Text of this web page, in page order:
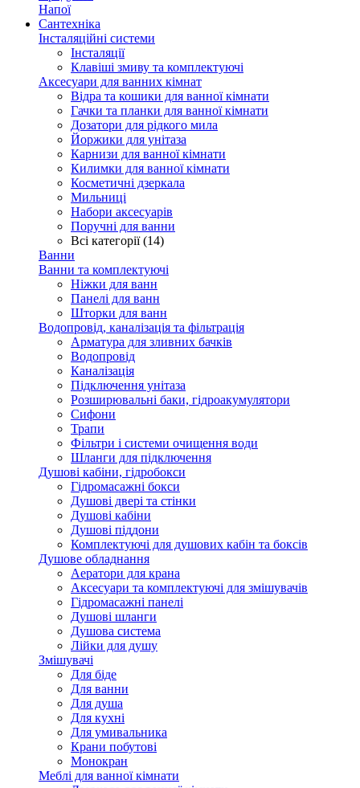
Напої
Сантехніка
Інсталяційні системи
Інсталяції
Клавіші змиву та комплектуючі
Аксесуари для ванних кімнат
Відра та кошики для ванної кімнати
Гачки та планки для ванної кімнати
Дозатори для рідкого мила
Йоржики для унітаза
Карнизи для ванної кімнати
Килимки для ванної кімнати
Косметичні дзеркала
Мильниці
Набори аксесуарів
Поручні для ванни
Всі категорії (14)
Ванни
Ванни та комплектуючі
Ніжки для ванн
Панелі для ванн
Шторки для ванн
Водопровід, каналізація та фільтрація
Арматура для зливних бачків
Водопровід
Каналізація
Підключення унітаза
Розширювальні баки, гідроакумулятори
Сифони
Трапи
Фільтри і системи очищення води
Шланги для підключення
Душові кабіни, гідробокси
Гідромасажні бокси
Душові двері та стінки
Душові кабіни
Душові піддони
Комплектуючі для душових кабін та боксів
Душове обладнання
Аератори для крана
Аксесуари та комплектуючі для змішувачів
Гідромасажні панелі
Душові шланги
Душова система
Лійки для душу
Змішувачі
Для біде
Для ванни
Для душа
Для кухні
Для умивальника
Крани побутові
Монокран
Меблі для ванної кімнати